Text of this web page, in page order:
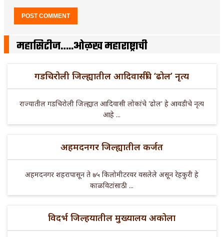
महासिटीज…..ओळख महाराष्ट्राची
गडचिरोली जिल्ह्यातील आदिवासींचे ‘ढोल’ नृत्य
राज्यातील गडचिरोली जिल्ह्यात आदिवासी लोकांचे 'ढोल' हे आवडीचे नृत्य
आहे ...
अहमदनगर जिल्ह्यातील कर्जत
अहमदनगर शहरापासून ते ७५ किलोमीटरवर वसलेले असून रेहकुरी हे
काळविटांसाठी ...
विदर्भ जिल्हयातील मुख्यालय अकोला